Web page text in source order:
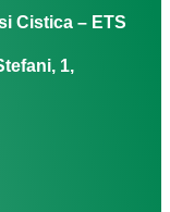
Cistica – ETS
1,